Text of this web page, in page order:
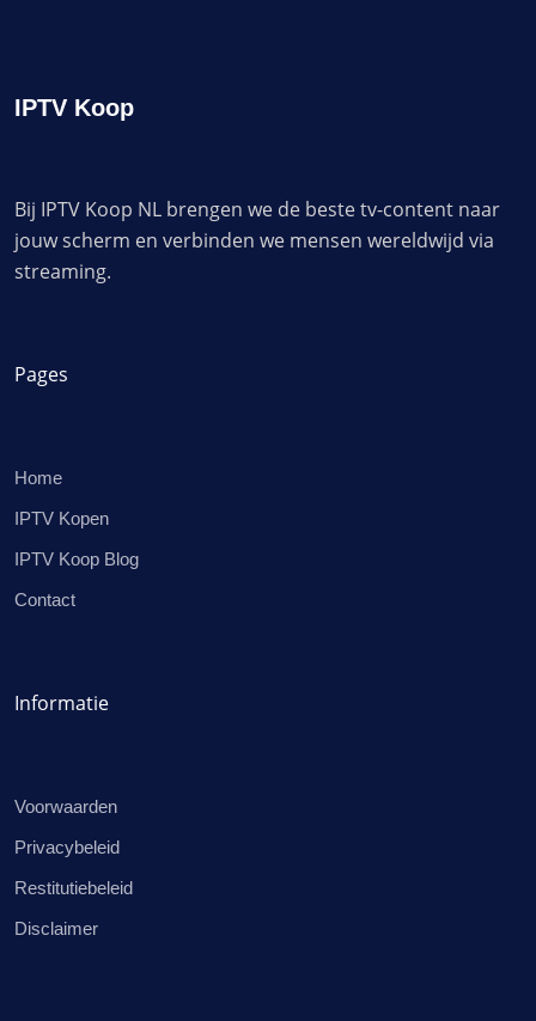
IPTV Koop
Bij IPTV Koop NL brengen we de beste tv-content naar
jouw scherm en verbinden we mensen wereldwijd via
streaming.
Pages
Home
IPTV Kopen
IPTV Koop Blog
Contact
Informatie
Voorwaarden
Privacybeleid
Restitutiebeleid
Disclaimer